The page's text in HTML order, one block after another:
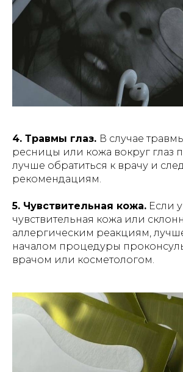
4. Травмы глаз. В случае
ресницы или кожа вокруг глаз
лучше обратиться к врачу и
рекомендациям.
5. Чувствительная кожа. Если
чувствительная кожа или
аллергическим реакциям,
началом процедуры
врачом или косметологом.